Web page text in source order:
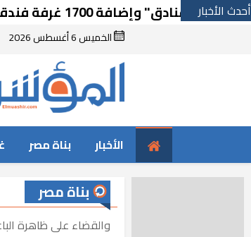
أحدث الأخبار1700 غرفة فندقية
الخميس 6 أغسطس 2026
الأخبار بناة مصر
بناة مصر
والقضاء على ظاهرة